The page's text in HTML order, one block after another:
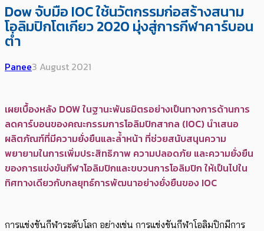
Dow จับมือ IOC ใช้นวัตกรรมก่อสร้างสนาม
โอลิมปิกโตเกียว 2020 มุ่งสู่การกีฬาคาร์บอน
ต่ำ
Panee3 August 2021
เผยเบื้องหลัง DOW ในฐานะพันธมิตรอย่างเป็นทางการด้านการ
ลดคาร์บอนของคณะกรรมการโอลิมปิกสากล (IOC) นำเสนอ
ผลิตภัณฑ์ที่มีความยั่งยืนและล้ำหน้า ที่ช่วยสนับสนุนความ
พยายามในการเพิ่มประสิทธิภาพ ความปลอดภัย และความยั่งยืน
ของการแข่งขันกีฬาโอลิมปิกและขบวนการโอลิมปิก ให้เป็นไปใน
ทิศทางเดียวกับกลยุทธ์การพัฒนาอย่างยั่งยืนของ IOC
การแข่งขันกีฬาระดับโลก อย่างเช่น การแข่งขันกีฬาโอลิมปิกมีการ